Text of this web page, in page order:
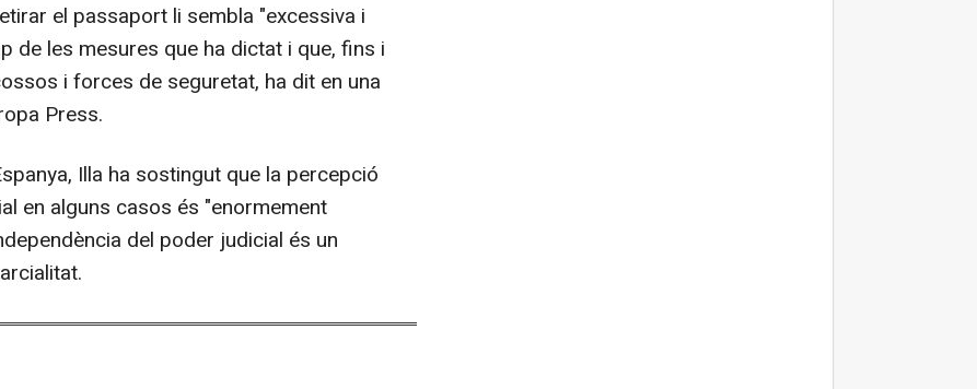
el passaport li sembla "excessiva i
de les mesures que ha dictat i que, fins i
i forces de seguretat, ha dit en una
Press.
Illa ha sostingut que la percepció
en alguns casos és "enormement
del poder judicial és un